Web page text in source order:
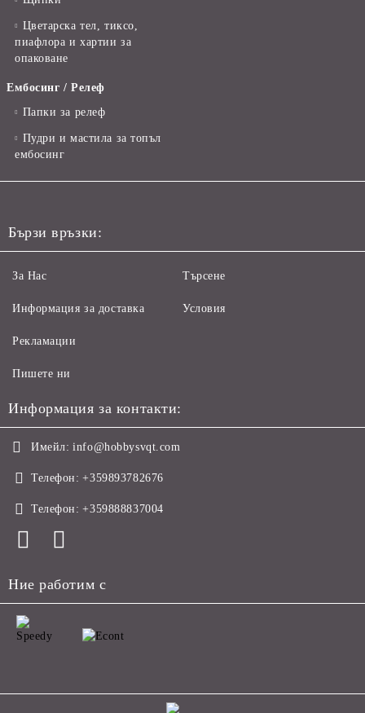
Цветарска тел, тиксо,
пиафлора и хартии за
опаковане
Ембосинг / Релеф
Папки за релеф
Пудри и мастила за топъл
ембосинг
Бързи връзки:
За Нас
Информация за доставка
Рекламации
Пишете ни
Търсене
Условия
Информация за контакти:
Имейл: info@hobbysvqt.com
Телефон: +359893782676
Телефон: +359888837004
Ние работим с